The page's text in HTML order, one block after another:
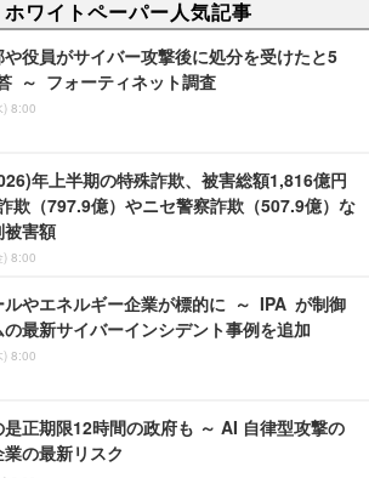
ホワイトペーパー人気記事
や役員がサイバー攻撃後に処分を受けたと5
～ フォーティネット調査
8:00
年上半期の特殊詐欺、被害総額1,816億円
欺（797.9億）やニセ警察詐欺（507.9億）な
被害額
8:00
ルやエネルギー企業が標的に ～ IPA が制御
の最新サイバーインシデント事例を追加
8:00
是正期限12時間の政府も ～ AI 自律型攻撃の
の最新リスク